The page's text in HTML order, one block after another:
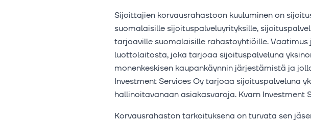
Sijoittajien korvausrahastoon kuuluminen on
suomalaisille sijoituspalveluyrityksille,
tarjoaville suomalaisille rahastoyhtiöille.
luottolaitosta, joka tarjoaa sijoituspalveluna
monenkeskisen kaupankäynnin järjestämistä ja
Investment Services Oy tarjoaa sijoituspalveluna
hallinoitavanaan asiakasvaroja. Kvarn Investment
Korvausrahaston tarkoituksena on turvata sen